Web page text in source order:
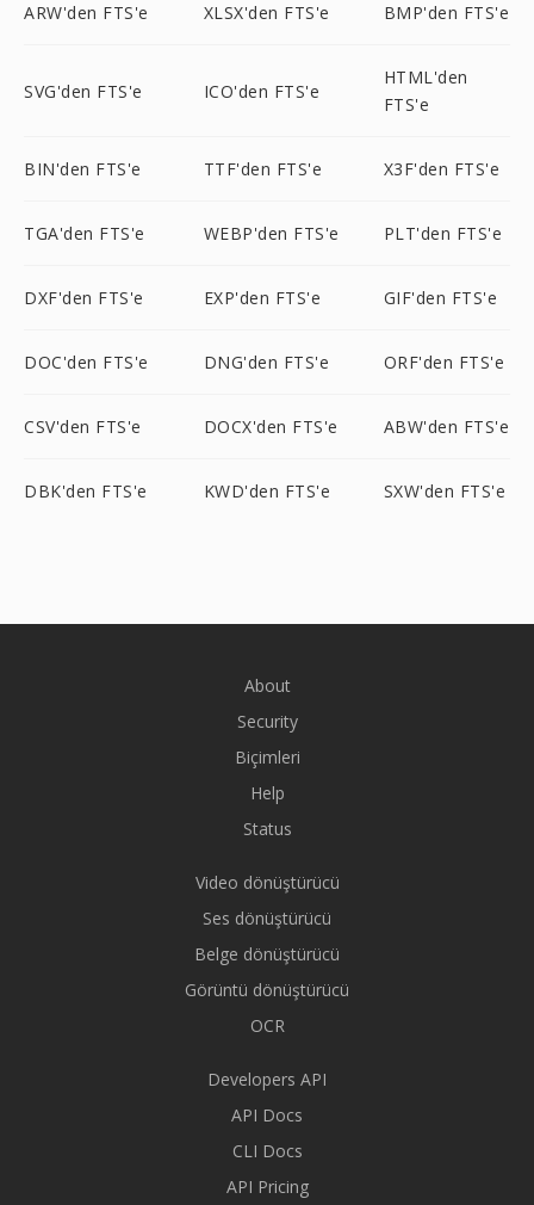
ARW'den FTS'e XLSX'den FTS'e BMP'den FTS'e
SVG'den FTS'e ICO'den FTS'e
HTML'den
FTS'e
BIN'den FTS'e TTF'den FTS'e X3F'den FTS'e
TGA'den FTS'e WEBP'den FTS'e PLT'den FTS'e
DXF'den FTS'e EXP'den FTS'e GIF'den FTS'e
DOC'den FTS'e DNG'den FTS'e ORF'den FTS'e
CSV'den FTS'e DOCX'den FTS'e ABW'den FTS'e
DBK'den FTS'e KWD'den FTS'e SXW'den FTS'e
About
Security
Biçimleri
Help
Status
Video dönüştürücü
Ses dönüştürücü
Belge dönüştürücü
Görüntü dönüştürücü
OCR
Developers API
API Docs
CLI Docs
API Pricing